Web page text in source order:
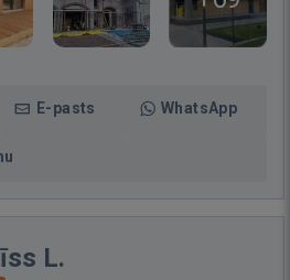
E-pasts WhatsApp
L.